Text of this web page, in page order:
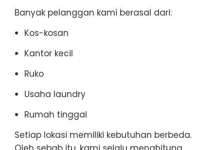
Banyak pelanggan kami berasal dari:
Kos-kosan
Kantor kecil
Ruko
Usaha laundry
Rumah tinggal
Setiap lokasi memiliki kebutuhan berbeda.